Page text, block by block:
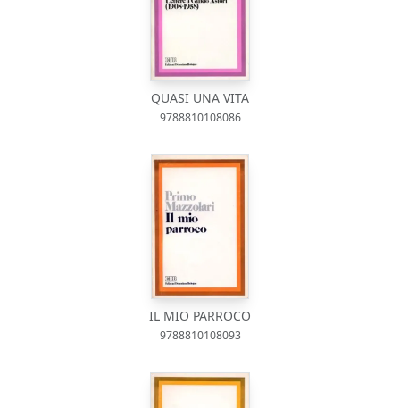
QUASI UNA VITA
9788810108086
IL MIO PARROCO
9788810108093